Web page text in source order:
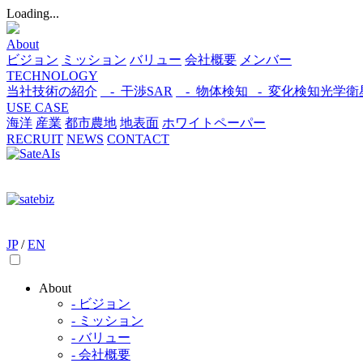
Loading...
About
ビジョン ミッション バリュー 会社概要 メンバー
TECHNOLOGY
当社技術の紹介
- 干渉SAR - 物体検知​ - 変化検知​光学衛
USE CASE
海洋 産業 都市​農地 地表面 ホワイトペーパー
RECRUIT NEWS CONTACT
JP / EN
About
- ビジョン
- ミッション
- バリュー
- 会社概要